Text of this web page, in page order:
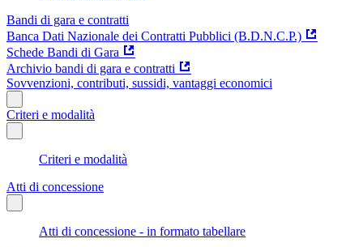
Bandi di gara e contratti
Banca Dati Nazionale dei Contratti Pubblici (B.D.N.C.P.)
Schede Bandi di Gara
Archivio bandi di gara e contratti
Sovvenzioni, contributi, sussidi, vantaggi economici
Criteri e modalità
Criteri e modalità
Atti di concessione
Atti di concessione - in formato tabellare